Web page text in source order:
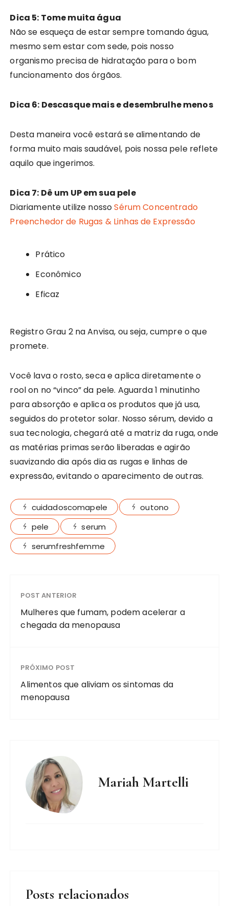
Dica 5: Tome muita água
Não se esqueça de estar sempre tomando água,
mesmo sem estar com sede, pois nosso
organismo precisa de hidratação para o bom
funcionamento dos órgãos.
Dica 6: Descasque mais e desembrulhe menos
Desta maneira você estará se alimentando de
forma muito mais saudável, pois nossa pele reflete
aquilo que ingerimos.
Dica 7: Dê um UP em sua pele
Diariamente utilize nossoSérum Concentrado
Preenchedor de Rugas & Linhas de Expressão
Prático
Econômico
Eficaz
Registro Grau 2 na Anvisa, ou seja, cumpre o que
promete.
Você lava o rosto, seca e aplica diretamente o
rool on no “vinco” da pele. Aguarda 1 minutinho
para absorção e aplica os produtos que já usa,
seguidos do protetor solar. Nosso sérum, devido a
sua tecnologia, chegará até a matriz da ruga, onde
as matérias primas serão liberadas e agirão
suavizando dia após dia as rugas e linhas de
expressão, evitando o aparecimento de outras.
cuidadoscomapele
outono
pele
serum
serumfreshfemme
POST ANTERIOR
Mulheres que fumam, podem acelerar a
chegada da menopausa
PRÓXIMO POST
Alimentos que aliviam os sintomas da
menopausa
Mariah Martelli
Posts relacionados